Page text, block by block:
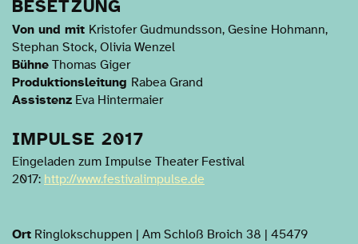
BESETZUNG
Von und mit Kristofer Gudmundsson, Gesine Hohmann,
Stephan Stock, Olivia Wenzel
Bühne Thomas Giger
Produktionsleitung Rabea Grand
Assistenz Eva Hintermaier
IMPULSE 2017
Eingeladen zum Impulse Theater Festival
2017: http://www.festivalimpulse.de
Ort Ringlokschuppen | Am Schloß Broich 38 | 45479